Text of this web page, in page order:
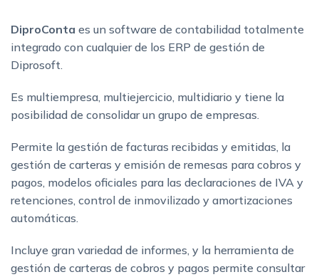
DiproConta es un software de contabilidad totalmente
integrado con cualquier de los ERP de gestión de
Diprosoft.
Es multiempresa, multiejercicio, multidiario y tiene la
posibilidad de consolidar un grupo de empresas.
Permite la gestión de facturas recibidas y emitidas, la
gestión de carteras y emisión de remesas para cobros y
pagos, modelos oficiales para las declaraciones de IVA y
retenciones, control de inmovilizado y amortizaciones
automáticas.
Incluye gran variedad de informes, y la herramienta de
gestión de carteras de cobros y pagos permite consultar